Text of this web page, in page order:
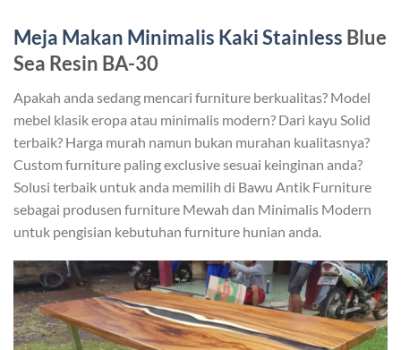
Meja Makan Minimalis Kaki Stainless Blue
Sea Resin BA-30
Apakah anda sedang mencari furniture berkualitas? Model
mebel klasik eropa atau minimalis modern? Dari kayu Solid
terbaik? Harga murah namun bukan murahan kualitasnya?
Custom furniture paling exclusive sesuai keinginan anda?
Solusi terbaik untuk anda memilih di Bawu Antik Furniture
sebagai produsen furniture Mewah dan Minimalis Modern
untuk pengisian kebutuhan furniture hunian anda.